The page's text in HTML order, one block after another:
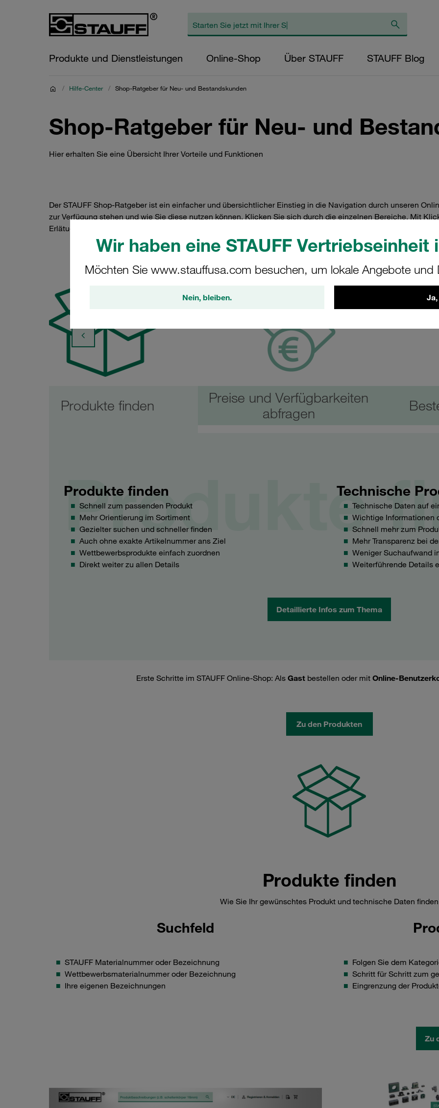
Wir haben eine STAUFF Vertriebseinheit
Möchten Sie www.stauffusa.com besuchen, um lokale Angebote und
Nein, bleiben.
Produkte und Dienstleistungen Online-Shop Über STAUFF STAUFF Blog
/ Hilfe-Center / Shop-Ratgeber für Neu- und Bestandskunden
Shop-Ratgeber für Neu- und
Hier erhalten Sie eine Übersicht Ihrer Vorteile und Funktionen
Der STAUFF Shop-Ratgeber ist ein einfacher und übersichtlicher Einstieg in die Navigation durch unseren
zur Verfügung stehen und wie Sie diese nutzen können. Klicken Sie sich durch die einzelnen Bereiche. Mit
Erlätuerungen und Einblicke in den Shop.
Produkte finden
Preise und Verfügbarkeiten
abfragen
Produkte
Produkte finden
Schnell zum passenden Produkt
Mehr Orientierung im Sortiment
Gezielter suchen und schneller finden
Auch ohne exakte Artikelnummer ans Ziel
Wettbewerbsprodukte einfach zuordnen
Direkt weiter zu allen Details
Technische
Technische Daten auf
Wichtige Informationen
Schnell mehr zum
Mehr Transparenz bei
Weniger Suchaufwand
Weiterführende Details
Detaillierte Infos zum Thema
Erste Schritte im STAUFF Online-Shop: Als Gastbestellen oder mit Online-
Zu den Produkten
Produkte finden
Wie Sie Ihr gewünschtes Produkt und technische Daten finden
Suchfeld
STAUFF Materialnummer oder Bezeichnung
Wettbewerbsmaterialnummer oder Bezeichnung
Ihre eigenen Bezeichnungen
Folgen Sie dem
Schritt für Schritt zum
Eingrenzung der
Zu